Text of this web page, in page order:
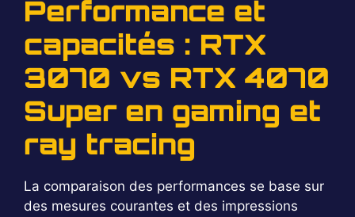
Performance et
capacités : RTX
3070 vs RTX 4070
Super en gaming et
ray tracing
La comparaison des performances se base sur
des mesures courantes et des impressions